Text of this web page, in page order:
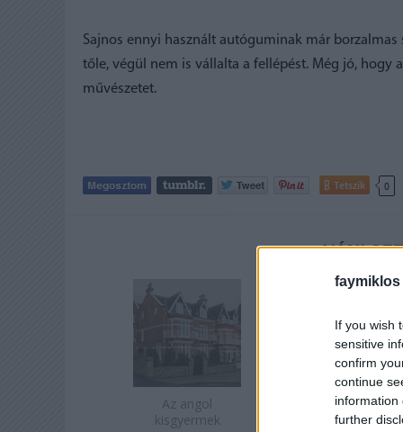
faymiklos
If you wish
sensitive
confirm
continue
information
further
Sajnos ennyi használt autóguminak már
tőle, végül nem is vállalta a fellépést. Még jó, hogy
művészetet.
Tetszik 0
Az angol
kisgyermek